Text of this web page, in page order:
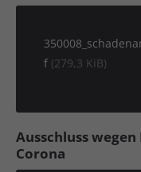
f (279,3 KiB)
Ausschluss
Corona